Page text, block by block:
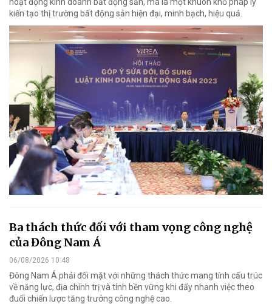
kiến tạo thị trường bất động sản hiện đại, minh bạch, hiệu quả.
Ba thách thức đối với tham vọng công nghệ
của Đông Nam Á
06/08/2026 10:48
Đông Nam Á phải đối mặt với những thách thức mang tính cấu trúc
về năng lực, địa chính trị và tính bền vững khi đẩy nhanh việc theo
đuổi chiến lược tăng trưởng công nghệ cao.